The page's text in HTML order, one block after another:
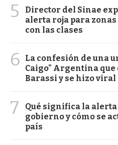
5
Director del Sinae
alerta roja para zonas
con las clases
6
La confesión de una
Caigo" Argentina que
Barassi y se hizo viral
7
Qué significa la
gobierno y cómo se
país